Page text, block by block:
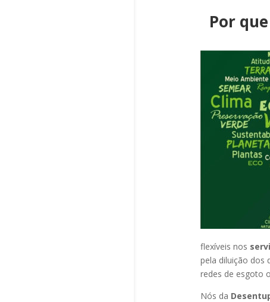
Por
flexíveis nos
pela diluição dos
redes de esgoto
Nós da